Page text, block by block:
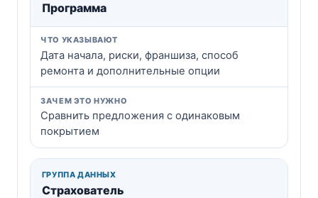
Программа
Дата начала, риски, франшиза, способ
ремонта и дополнительные опции
Сравнить предложения с одинаковым
покрытием
Страхователь